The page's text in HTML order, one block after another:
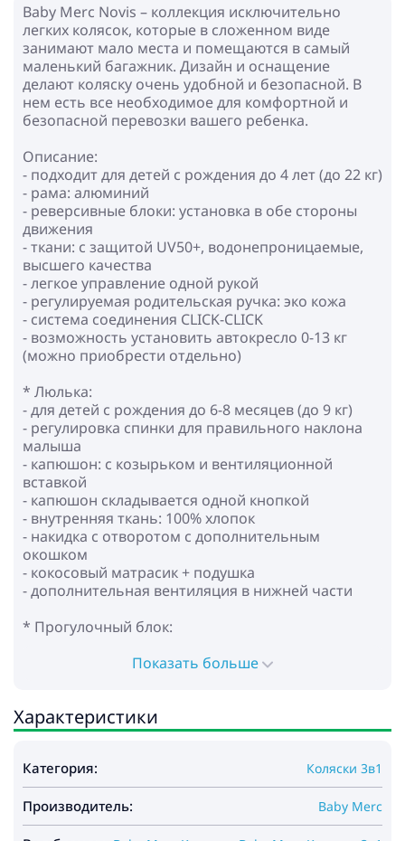
Baby Merc Novis – коллекция исключительно
легких колясок, которые в сложенном виде
занимают мало места и помещаются в самый
маленький багажник. Дизайн и оснащение
делают коляску очень удобной и безопасной. В
нем есть все необходимое для комфортной и
безопасной перевозки вашего ребенка.
Описание:
- подходит для детей с рождения до 4 лет (до 22 кг)
- рама: алюминий
- реверсивные блоки: установка в обе стороны
движения
- ткани: с защитой UV50+, водонепроницаемые,
высшего качества
- легкое управление одной рукой
- регулируемая родительская ручка: эко кожа
- cистема соединения CLICK-CLICK
- возможность установить автокресло 0-13 кг
(можно приобрести отдельно)
* Люлька:
- для детей с рождения до 6-8 месяцев (до 9 кг)
- регулировка спинки для правильного наклона
малыша
- капюшон: с козырьком и вентиляционной
вставкой
- капюшон складывается одной кнопкой
- внутренняя ткань: 100% хлопок
- накидка с отворотом с дополнительным
окошком
- кокосовый матрасик + подушка
- дополнительная вентиляция в нижней части
* Прогулочный блок:
- капюшон: с козырьком и вентиляционной
положения
- регулируемая подножка
(экокожа)
- 5-точечные ремни безопасности с мягкими
накладками
- открывающийся с обеих сторон бампер с
Показать больше
Характеристики
Категория: Коляски 3в1
Производитель: Baby Merc